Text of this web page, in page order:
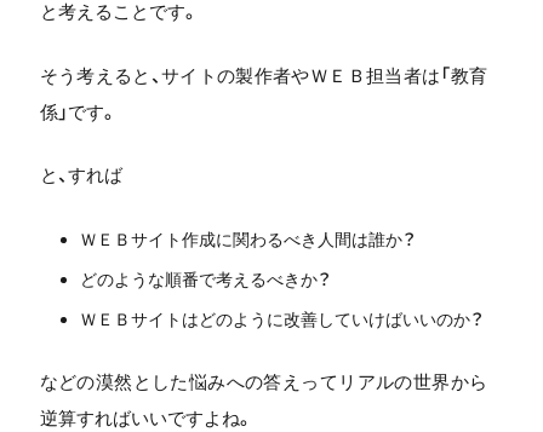
と考えることです。
そう考えると、サイトの製作者やＷＥＢ担当者は「教育
係」です。
と、すれば
ＷＥＢサイト作成に関わるべき 人間は誰か？
どのような順番で考えるべきか？
ＷＥＢサイトはどのように改善していけばいいのか？
などの漠然とした悩みへの答えってリアルの世界から
逆算すればいいですよね。